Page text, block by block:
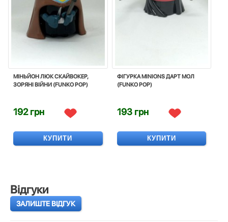
МІНЬЙОН ЛЮК СКАЙВОКЕР,
ЗОРЯНІ ВІЙНИ (FUNKO POP)
192 грн
КУПИТИ
ФІГУРКА MINIONS ДАРТ МОЛ
(FUNKO POP)
193 грн
КУПИТИ
Відгуки
ЗАЛИШТЕ ВІДГУК